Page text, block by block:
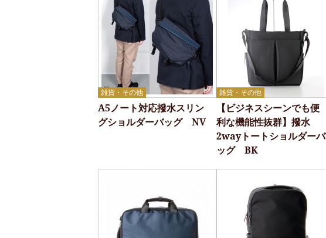
雑貨・その他
A5ノート対応撥水スリン
グショルダーバッグ NV
雑貨・その他
【ビジネスシーンでも便
利な機能性抜群】撥水
2wayトートショルダーバ
ッグ BK